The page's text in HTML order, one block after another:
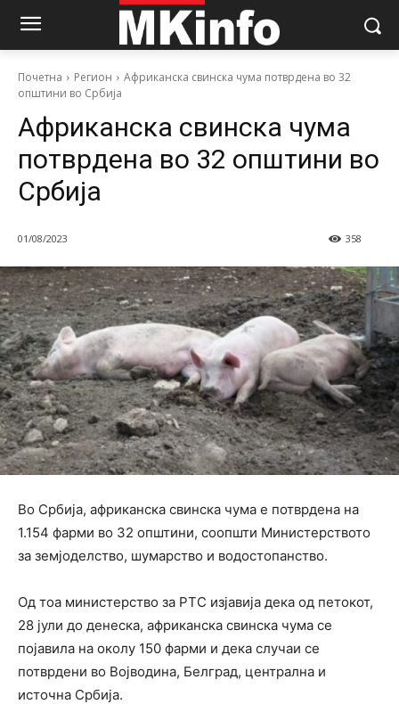
Почетна Регион
Африканска свинска чума потврдена во 32
општини во Србија
Африканска свинска чума
потврдена во 32 општини во
Србија
01/08/2023 358
Во Србија, африканска свинска чума е потврдена на
1.154 фарми во 32 општини, соопшти Министерството
за земјоделство, шумарство и водостопанство.
Од тоа министерство за РТС изјавија дека од петокот,
28 јули до денеска, африканска свинска чума се
појавила на околу 150 фарми и дека случаи се
потврдени во Војводина, Белград, централна и
источна Србија.